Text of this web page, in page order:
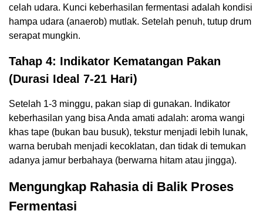
celah udara. Kunci keberhasilan fermentasi adalah kondisi
hampa udara (anaerob) mutlak. Setelah penuh, tutup drum
serapat mungkin.
Tahap 4: Indikator Kematangan Pakan
(Durasi Ideal 7-21 Hari)
Setelah 1-3 minggu, pakan siap di gunakan. Indikator
keberhasilan yang bisa Anda amati adalah: aroma wangi
khas tape (bukan bau busuk), tekstur menjadi lebih lunak,
warna berubah menjadi kecoklatan, dan tidak di temukan
adanya jamur berbahaya (berwarna hitam atau jingga).
Mengungkap Rahasia di Balik Proses
Fermentasi